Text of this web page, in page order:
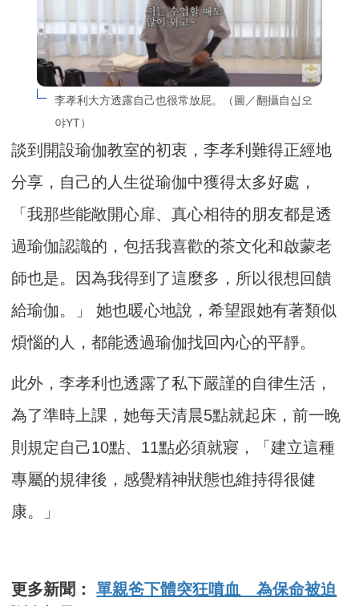
李孝利大方透露自己也很常放屁。（圖／翻攝自십오
야YT）
談到開設瑜伽教室的初衷，李孝利難得正經地
分享，自己的人生從瑜伽中獲得太多好處，
「我那些能敞開心扉、真心相待的朋友都是透
過瑜伽認識的，包括我喜歡的茶文化和啟蒙老
師也是。因為我得到了這麼多，所以很想回饋
給瑜伽。」 她也暖心地說，希望跟她有著類似
煩惱的人，都能透過瑜伽找回內心的平靜。
此外，李孝利也透露了私下嚴謹的自律生活，
為了準時上課，她每天清晨5點就起床，前一晚
則規定自己10點、11點必須就寢，「建立這種
專屬的規律後，感覺精神狀態也維持得很健
康。」
更多新聞：單親爸下體突狂噴血 為保命被迫